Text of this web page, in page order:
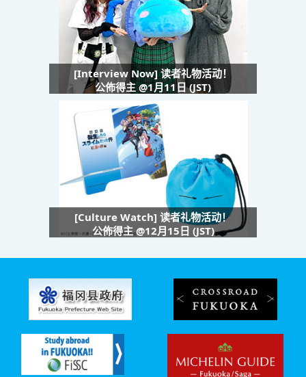
[Interview Now] 读者礼物活动！
公佈得主 @1月11日 (JST)
[Culture Watch] 读者礼物活动！
公佈得主 @12月15日 (JST)